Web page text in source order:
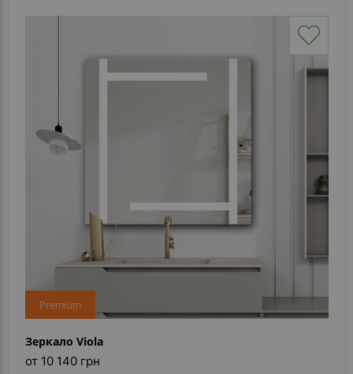
Premium
Зеркало Viola
от 10 140 грн